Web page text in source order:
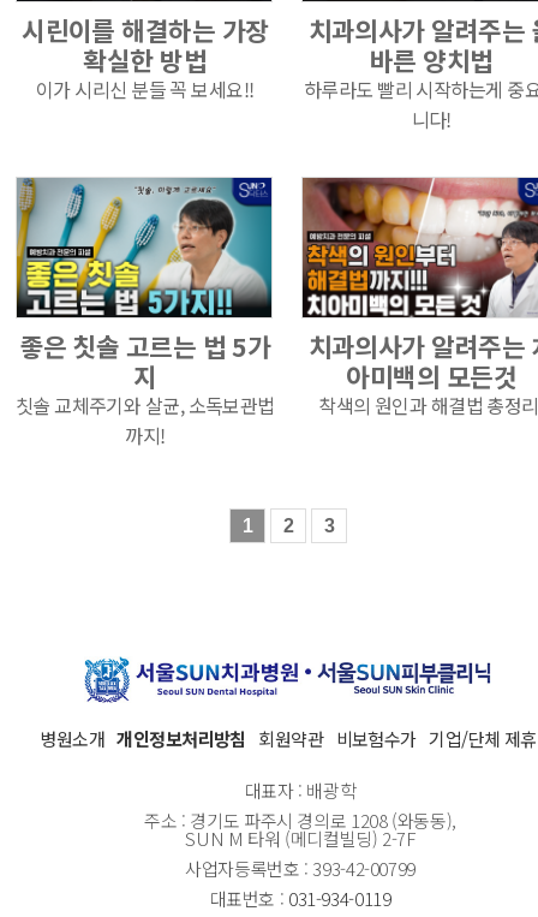
시린이를 해결하는 가장
확실한 방법
이가 시리신 분들 꼭 보세요!!
치과의사가 알려주는
바른 양치법
하루라도 빨리 시작하는게 중
니다!
좋은 칫솔 고르는 법 5가
지
칫솔 교체주기와 살균, 소독보관법
까지!
치과의사가 알려주는
아미백의 모든것
착색의 원인과 해결법 총정
1 2 3
병원소개 개인정보처리방침 회원약관 비보험수가 기업/단체 제휴
대표자 : 배광학
주소 : 경기도 파주시 경의로 1208 (와동동),
SUN M 타워 (메디컬빌딩) 2-7F
사업자등록번호 : 393-42-00799
대표번호 : 031-934-0119